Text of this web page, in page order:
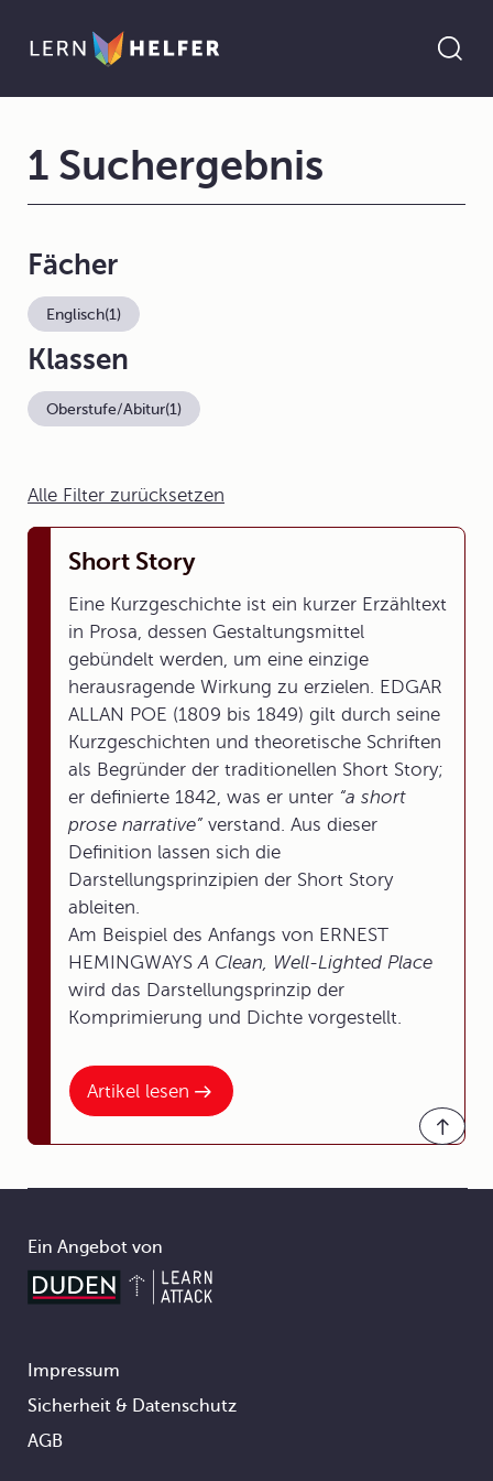
Alle Filter zurücksetzen
Artikel lesen
Short Story
Eine Kurzgeschichte ist ein kurzer Erzähltext
in Prosa, dessen Gestaltungsmittel
gebündelt werden, um eine einzige
herausragende Wirkung zu erzielen. EDGAR
ALLAN POE (1809 bis 1849) gilt durch seine
Kurzgeschichten und theoretische Schriften
als Begründer der traditionellen Short Story;
er definierte 1842, was er unter “a short
prose narrative” verstand. Aus dieser
Definition lassen sich die
Darstellungsprinzipien der Short Story
ableiten.
Am Beispiel des Anfangs von ERNEST
HEMINGWAYSA Clean, Well-Lighted Place
wird das Darstellungsprinzip der
Komprimierung und Dichte vorgestellt.
1 Suchergebnis
Fächer
Englisch(1)
Klassen
Oberstufe/Abitur(1)
Ein Angebot von
Footer
Impressum
Sicherheit & Datenschutz
AGB